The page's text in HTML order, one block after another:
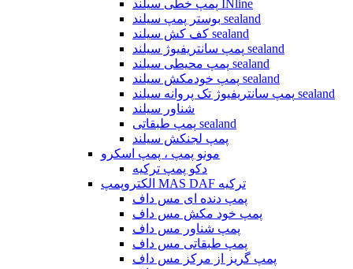
پمپ خطی سیلند INline
بوستر پمپ سیلند sealand
کف کش سیلند sealand
پمپ سانتریفیوژ سیلند sealand
پمپ محیطی سیلند sealand
پمپ خودمکش سیلند sealand
پمپ سانتریفیوژ تک پروانه سیلند sealand
شناور سیلند
پمپ طبقاتی sealand
پمپ لجنکش سیلند
مونو پمپ ، پمپ اسکرو
دکو پمپ ترکیه
الکتروپمپ MAS DAF ترکیه
پمپ دنده ای مس داف
پمپ خود مکش مس داف
پمپ شناور مس داف
پمپ طبقاتی مس داف
پمپ گریز از مرکز مس داف